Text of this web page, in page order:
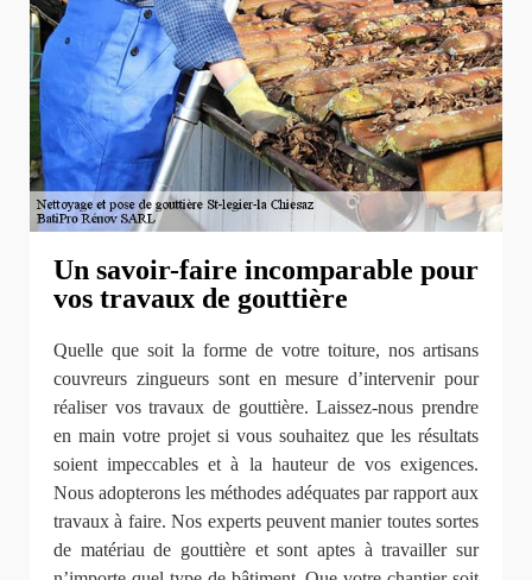
Un savoir-faire incomparable pour
vos travaux de gouttière
Quelle que soit la forme de votre toiture, nos artisans
couvreurs zingueurs sont en mesure d’intervenir pour
réaliser vos travaux de gouttière. Laissez-nous prendre
en main votre projet si vous souhaitez que les résultats
soient impeccables et à la hauteur de vos exigences.
Nous adopterons les méthodes adéquates par rapport aux
travaux à faire. Nos experts peuvent manier toutes sortes
de matériau de gouttière et sont aptes à travailler sur